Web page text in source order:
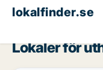
lokalfinder.se
Lokaler för